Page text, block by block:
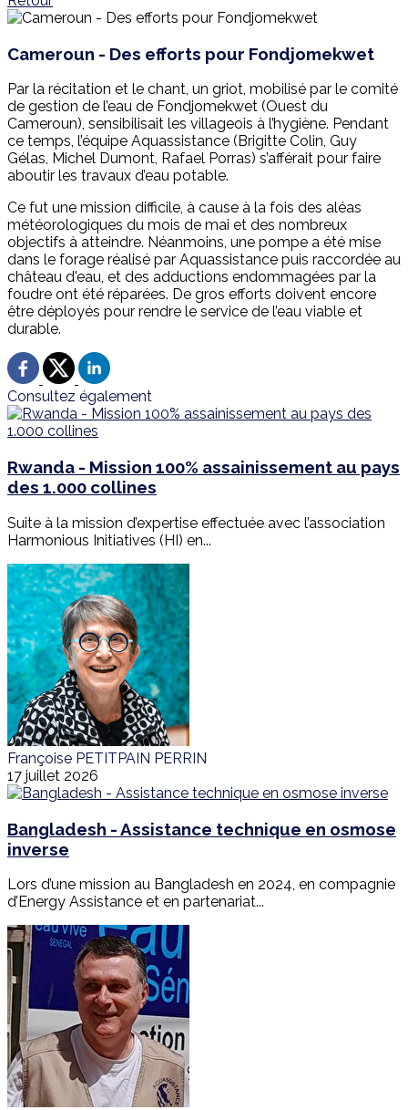
Cameroun - Des efforts pour Fondjomekwet
Par la récitation et le chant, un griot, mobilisé par le comité
de gestion de l’eau de Fondjomekwet (Ouest du
Cameroun), sensibilisait les villageois à l’hygiène. Pendant
ce temps, l’équipe Aquassistance (Brigitte Colin, Guy
Gélas, Michel Dumont, Rafael Porras) s’afférait pour faire
aboutir les travaux d’eau potable.
Ce fut une mission difficile, à cause à la fois des aléas
météorologiques du mois de mai et des nombreux
objectifs à atteindre. Néanmoins, une pompe a été mise
dans le forage réalisé par Aquassistance puis raccordée au
château d'eau, et des adductions endommagées par la
foudre ont été réparées. De gros efforts doivent encore
être déployés pour rendre le service de l’eau viable et
durable.
Consultez également
Rwanda - Mission 100% assainissement au pays
des 1.000 collines
Suite à la mission d’expertise effectuée avec l’association
Harmonious Initiatives (HI) en...
Françoise PETITPAIN PERRIN
17 juillet 2026
Bangladesh - Assistance technique en osmose
inverse
Lors d’une mission au Bangladesh en 2024, en compagnie
d’Energy Assistance et en partenariat...